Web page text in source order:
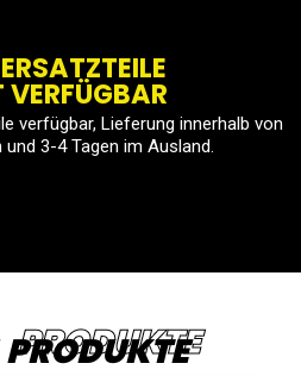
VERFÜGBAR
verfügbar, Lieferung innerhalb von
3-4 Tagen im Ausland.
PRODUKTE